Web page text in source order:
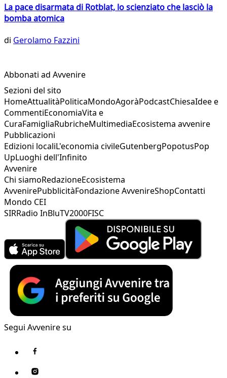
La pace disarmata di Rotblat, lo scienziato che lasciò la
bomba atomica
di Gerolamo Fazzini
Abbonati ad Avvenire
Sezioni del sito
HomeAttualitàPoliticaMondoAgoràPodcastChiesaIdee e
CommentiEconomiaVita e
CuraFamigliaRubricheMultimediaEcosistema avvenire
Pubblicazioni
Edizioni localiL'economia civileGutenbergPopotusPop
UpLuoghi dell'Infinito
Avvenire
Chi siamoRedazioneEcosistema
AvvenirePubblicitàFondazione AvvenireShopContatti
Mondo CEI
SIRRadio InBluTV2000FISC
Segui Avvenire su